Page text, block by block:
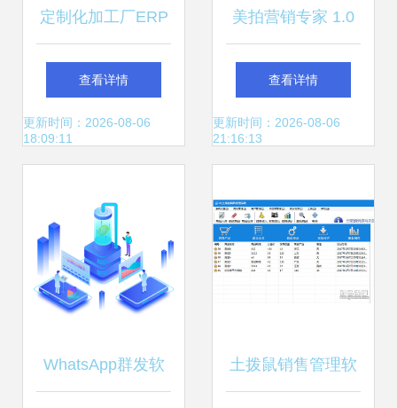
定制化加工厂ERP
软件 实现智能制造
的关键
查看详情
更新时间：2026-08-06
18:09:11
美拍营销专家 1.0
官方版 高效运营提
升影响力的首选工
查看详情
更新时间：2026-08-06
21:16:13
WhatsApp群发软 土拨鼠销售管理软